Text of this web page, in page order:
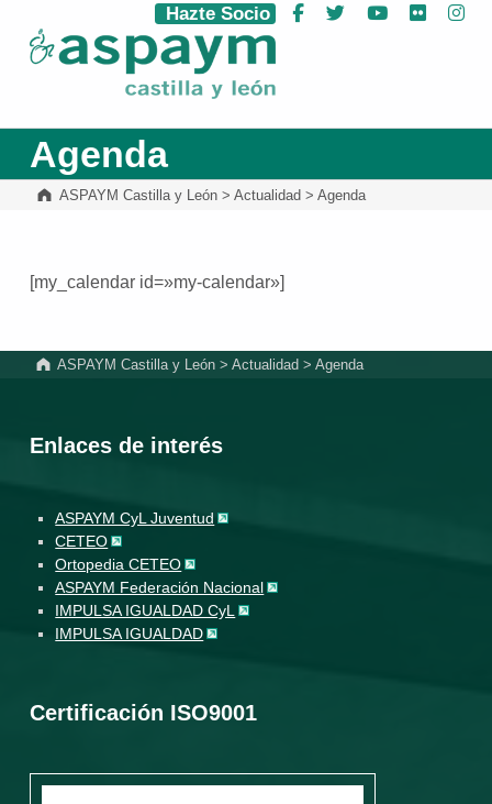
ASPAYM Castilla y León
Hazte Socio Facebook
Twitter YouTube
Flickr
Agenda
ASPAYM Castilla y León> Actualidad > Agenda
[my_calendar id=»my-calendar»]
ASPAYM Castilla y León >Actualidad >Agenda
Enlaces de interés
ASPAYM CyL Juventud
CETEO
Ortopedia CETEO
ASPAYM Federación Nacional
IMPULSA IGUALDAD CyL
IMPULSA IGUALDAD
Certificación ISO9001